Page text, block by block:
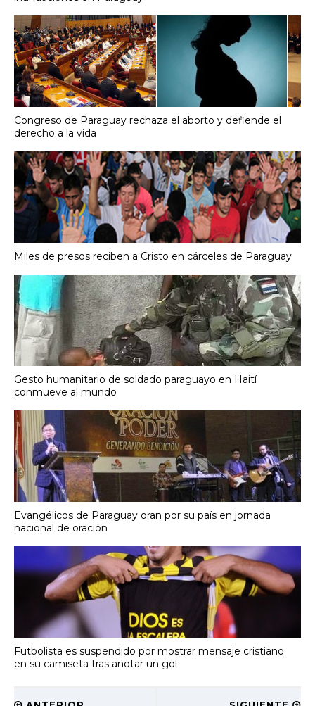
Congreso de Paraguay rechaza el aborto y defiende el
derecho a la vida
Miles de presos reciben a Cristo en cárceles de Paraguay
Gesto humanitario de soldado paraguayo en Haití
conmueve al mundo
Evangélicos de Paraguay oran por su país en jornada
nacional de oración
Futbolista es suspendido por mostrar mensaje cristiano
en su camiseta tras anotar un gol